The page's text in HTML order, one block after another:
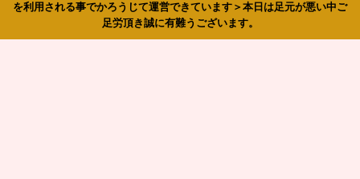
を利用される事でかろうじて運営できています＞本日は足元が悪い中ご
足労頂き誠に有難うございます。